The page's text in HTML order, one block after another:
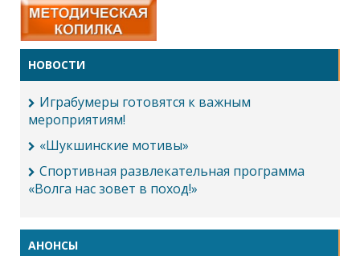
НОВОСТИ
Играбумеры готовятся к важным
мероприятиям!
«Шукшинские мотивы»
Спортивная развлекательная программа
«Волга нас зовет в поход!»
АНОНСЫ